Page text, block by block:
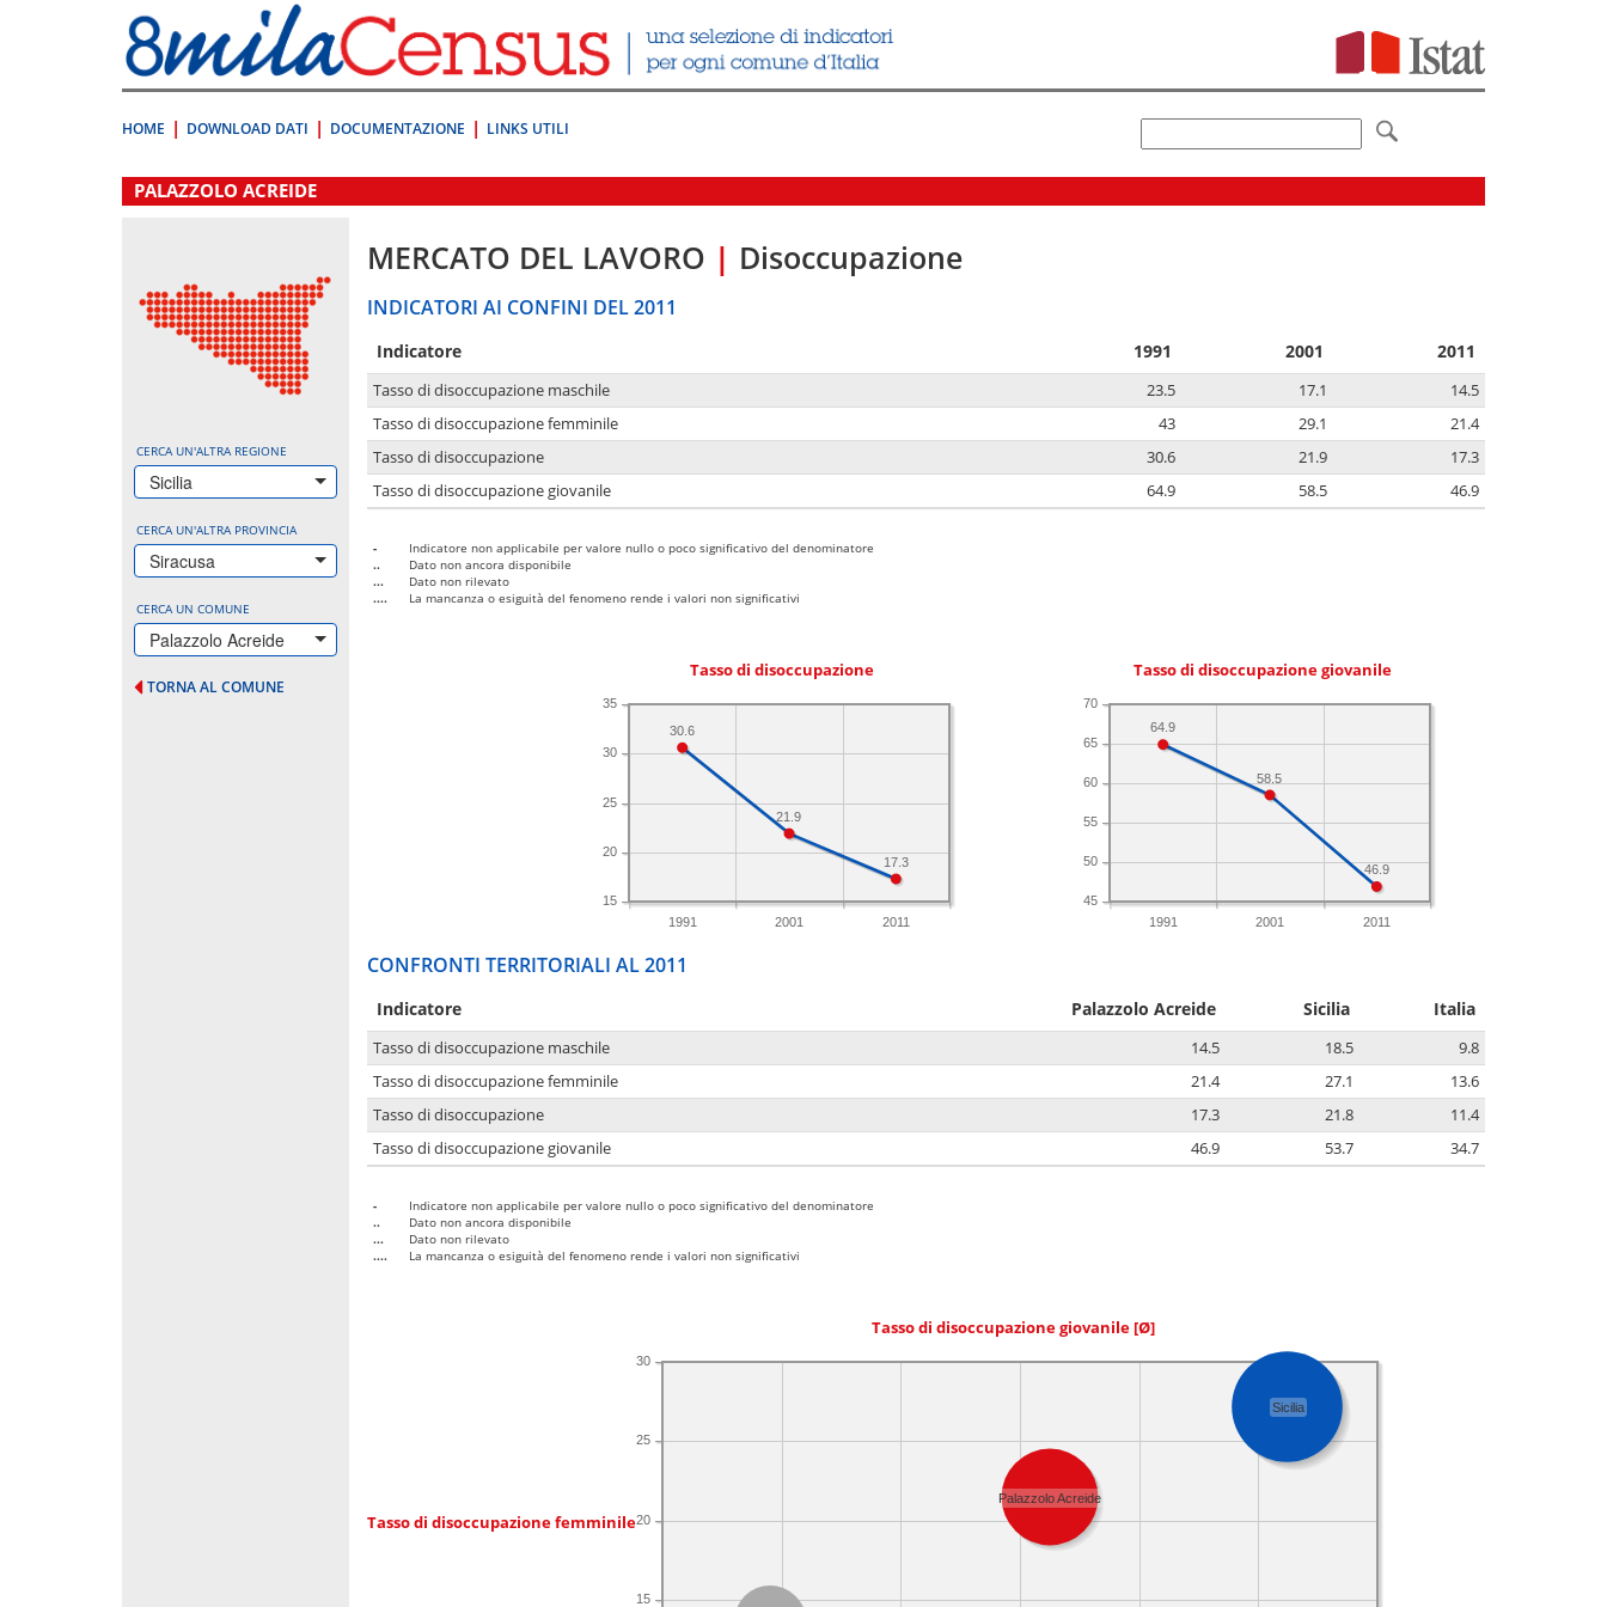
direttamente
a:
Contenuto
HOME DOWNLOAD DATI DOCUMENTAZIONE LINKS UTILI
.
PALAZZOLO ACREIDE
CERCA UN'ALTRA REGIONE
Sicilia
CERCA UN'ALTRA PROVINCIA
Siracusa
CERCA UN COMUNE
Palazzolo Acreide
TORNA AL COMUNE
MERCATO DEL LAVORO | Disoccupazione
INDICATORI AI CONFINI DEL 2011
Indicatore 1991 2001 2011
Tasso di disoccupazione maschile 23.5 17.1
14.5
Tasso di disoccupazione femminile
43 29.1
21.4
Tasso di disoccupazione
30.6 21.9
17.3
Tasso di disoccupazione giovanile
64.9 58.5 46.9
-
Indicatore non applicabile per valore nullo o poco significativo del denominatore
..
Dato non ancora disponibile
...
Dato non rilevato
....
La mancanza o esiguità del fenomeno rende i valori non significativi
Tasso di disoccupazione
1991 2001 2011
15
20
25
30
35
17.3
21.9
30.6
Tasso di disoccupazione giovanile
1991 2001 2011
45
50
55
60
65
70
46.9
58.5
64.9
CONFRONTI TERRITORIALI AL 2011
Indicatore Palazzolo Acreide Sicilia Italia
Tasso di disoccupazione maschile 14.5 18.5
9.8
Tasso di disoccupazione femminile
21.4 27.1
13.6
Tasso di disoccupazione
17.3 21.8
11.4
Tasso di disoccupazione giovanile
46.9 53.7 34.7
-
Indicatore non applicabile per valore nullo o poco significativo del denominatore
..
Dato non ancora disponibile
...
Dato non rilevato
....
La mancanza o esiguità del fenomeno rende i valori non significativi
Tasso di disoccupazione giovanile [Ø]
Tasso di disoccupazione femminile
15
20
25
30
Sicilia
Palazzolo Acreide